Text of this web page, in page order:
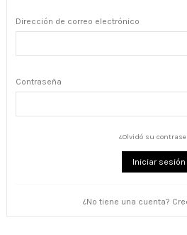
Dirección de correo electrónico
Contraseña
¿Olvidó su
Iniciar sesión
¿No tiene una cuenta?